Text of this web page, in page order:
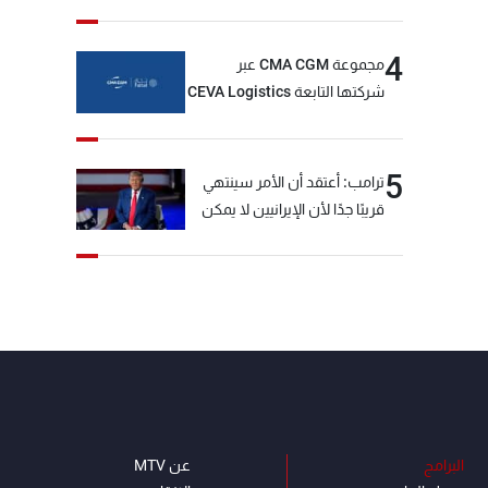
4
مجموعة CMA CGM عبر
شركتها التابعة CEVA Logistics
5ترامب: أعتقد أن الأمر سينتهي
قريبًا جدًا لأن الإيرانيين لا يمكن
البرامج
عن MTV